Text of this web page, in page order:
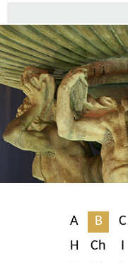
A B C
H
Ch I